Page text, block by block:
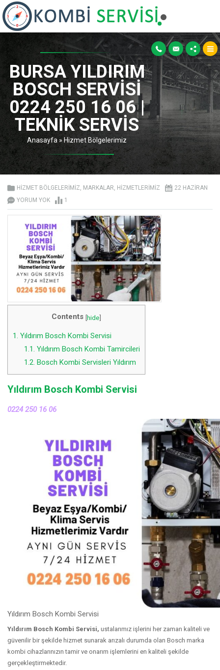
BURSA YILDIRIM
BOSCH SERVISI
0224 250 16 06 |
TEKNIK SERVIS
Anasayfa »Hizmet Bölgelerimiz
HIZMET BÖLGELERIMIZ, MARKALAR, HIZMETLERIMIZ
22 HAZIRAN
YORUM YOK
1
Contents [hide]
1. Yıldırım Bosch Kombi Servisi
1.1. Yıldırım Bosch Kombi Tamircileri
1.2. Bosch Kombi Servisleri Yıldırım
Yıldırım Bosch Kombi Servisi
0224 250 16 06
Yıldırım Bosch Kombi Servisi
Yıldırım Bosch Kombi Servisi, ustalarımız işlerini her zaman kaliteli ve
güvenilir bir şekilde hizmet sunarak arızalı durumda olan Bosch marka
kombi cihazlarınızın tamir ve onarım işlemlerini en kaliteli şekilde
gerçekleştirmektedir.